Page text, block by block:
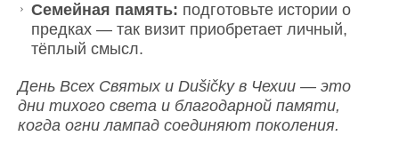
Семейная память: подготовьте истории о
предках — так визит приобретает личный,
тёплый смысл.
День Всех Святых и Dušičky в Чехии — это
дни тихого света и благодарной памяти,
когда огни лампад соединяют поколения.